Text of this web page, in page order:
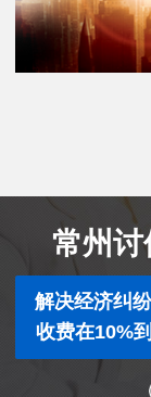
常州讨
解决经济纠
收费在10%